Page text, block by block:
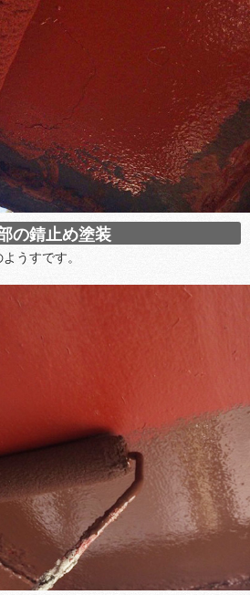
の錆止め塗装
うすです。